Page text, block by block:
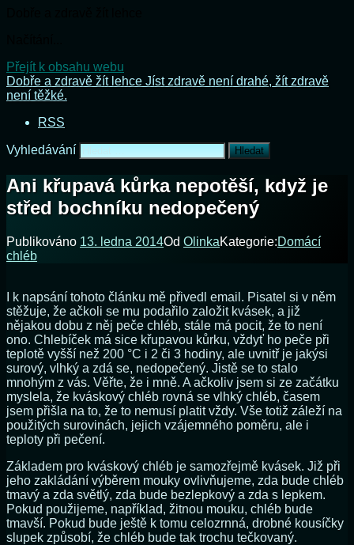
Přejít k obsahu webu
Dobře a zdravě žít lehce Jíst zdravě není drahé, žít zdravě
není těžké.
RSS
Vyhledávání
Ani křupavá kůrka nepotěší, když je
střed bochníku nedopečený
Publikováno 13. ledna 2014Od OlinkaKategorie:Domácí
chléb
I k napsání tohoto článku mě přivedl email. Pisatel si v něm
stěžuje, že ačkoli se mu podařilo založit kvásek, a již
nějakou dobu z něj peče chléb, stále má pocit, že to není
ono. Chlebíček má sice křupavou kůrku, vždyť ho peče při
teplotě vyšší než 200 °C i 2 či 3 hodiny, ale uvnitř je jakýsi
surový, vlhký a zdá se, nedopečený. Jistě se to stalo
mnohým z vás. Věřte, že i mně. A ačkoliv jsem si ze začátku
myslela, že kváskový chléb rovná se vlhký chléb, časem
jsem přišla na to, že to nemusí platit vždy. Vše totiž záleží na
použitých surovinách, jejich vzájemného poměru, ale i
teploty při pečení.
Základem pro kváskový chléb je samozřejmě kvásek. Již při
jeho zakládání výběrem mouky ovlivňujeme, zda bude chléb
tmavý a zda světlý, zda bude bezlepkový a zda s lepkem.
Pokud použijeme, například, žitnou mouku, chléb bude
tmavší. Pokud bude ještě k tomu celozrnná, drobné kousíčky
slupek způsobí, že chléb bude tak trochu tečkovaný.